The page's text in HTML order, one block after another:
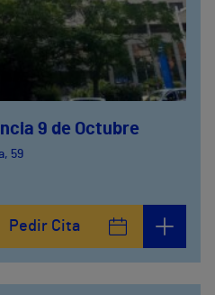
9 de Octubre
59
Pedir Cita